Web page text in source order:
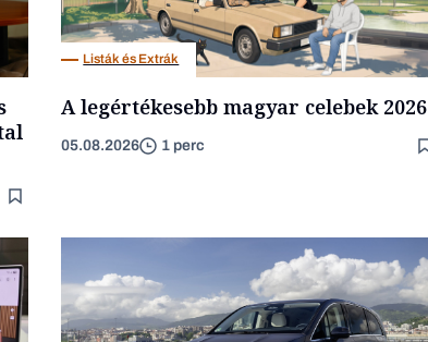
Listák és Extrák
A legértékesebb magyar celebek 2026
05.08.2026 1 perc